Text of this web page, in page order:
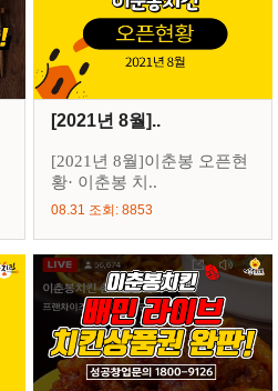
[2021년 8월]..
[2021년 8월]이춘봉 오픈현
황· 이춘봉 치..
08.31 조회: 8853